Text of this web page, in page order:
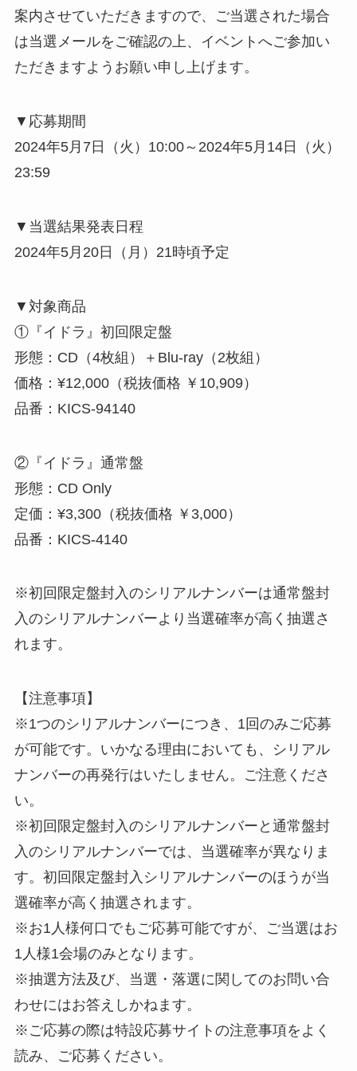
案内させていただきますので、ご当選された場合
は当選メールをご確認の上、イベントへご参加い
ただきますようお願い申し上げます。
▼応募期間
2024年5月7日（火）10:00～2024年5月14日（火）
23:59
▼当選結果発表日程
2024年5月20日（月）21時頃予定
▼対象商品
①『イドラ』初回限定盤
形態：CD（4枚組）＋Blu-ray（2枚組）
価格：¥12,000（税抜価格 ￥10,909）
品番：KICS-94140
②『イドラ』通常盤
形態：CD Only
定価：¥3,300（税抜価格 ￥3,000）
品番：KICS-4140
※初回限定盤封入のシリアルナンバーは通常盤封
入のシリアルナンバーより当選確率が高く抽選さ
れます。
【注意事項】
※1つのシリアルナンバーにつき、1回のみご応募
が可能です。いかなる理由においても、シリアル
ナンバーの再発行はいたしません。ご注意くださ
い。
※初回限定盤封入のシリアルナンバーと通常盤封
入のシリアルナンバーでは、当選確率が異なりま
す。初回限定盤封入シリアルナンバーのほうが当
選確率が高く抽選されます。
※お1人様何口でもご応募可能ですが、ご当選はお
1人様1会場のみとなります。
※抽選方法及び、当選・落選に関してのお問い合
わせにはお答えしかねます。
※ご応募の際は特設応募サイトの注意事項をよく
読み、ご応募ください。